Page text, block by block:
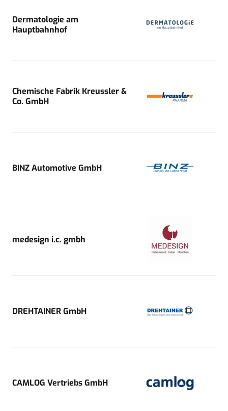
Dermatologie am
Hauptbahnhof
Chemische Fabrik Kreussler &
Co. GmbH
BINZ Automotive GmbH
medesign i.c. gmbh
DREHTAINER GmbH
CAMLOG Vertriebs GmbH